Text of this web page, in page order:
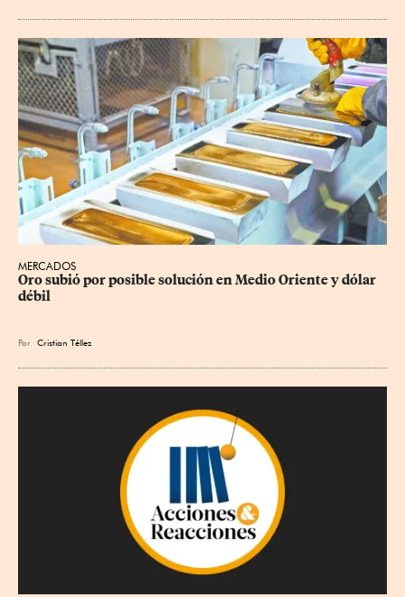
MERCADOS
Oro subió por posible solución en Medio Oriente y dólar
débil
Por Cristian Téllez